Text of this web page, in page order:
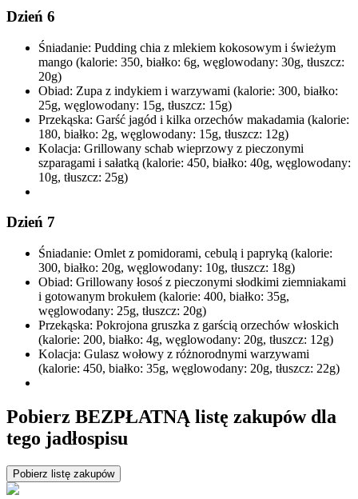
Dzień 6
Śniadanie: Pudding chia z mlekiem kokosowym i świeżym
mango (kalorie: 350, białko: 6g, węglowodany: 30g, tłuszcz:
20g)
Obiad: Zupa z indykiem i warzywami (kalorie: 300, białko:
25g, węglowodany: 15g, tłuszcz: 15g)
Przekąska: Garść jagód i kilka orzechów makadamia (kalorie:
180, białko: 2g, węglowodany: 15g, tłuszcz: 12g)
Kolacja: Grillowany schab wieprzowy z pieczonymi
szparagami i sałatką (kalorie: 450, białko: 40g, węglowodany:
10g, tłuszcz: 25g)
Dzień 7
Śniadanie: Omlet z pomidorami, cebulą i papryką (kalorie:
300, białko: 20g, węglowodany: 10g, tłuszcz: 18g)
Obiad: Grillowany łosoś z pieczonymi słodkimi ziemniakami
i gotowanym brokułem (kalorie: 400, białko: 35g,
węglowodany: 25g, tłuszcz: 20g)
Przekąska: Pokrojona gruszka z garścią orzechów włoskich
(kalorie: 200, białko: 4g, węglowodany: 20g, tłuszcz: 12g)
Kolacja: Gulasz wołowy z różnorodnymi warzywami
(kalorie: 450, białko: 35g, węglowodany: 20g, tłuszcz: 22g)
Pobierz BEZPŁATNĄ listę zakupów dla
tego jadłospisu
Pobierz listę zakupów